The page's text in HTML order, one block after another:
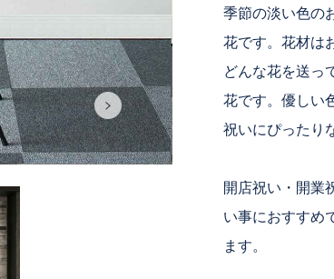
季節の淡い色の
花です。花材は
どんな花を送っ
花です。優しい
祝いにぴったり
開店祝い・開業
い事におすすめ
ます。